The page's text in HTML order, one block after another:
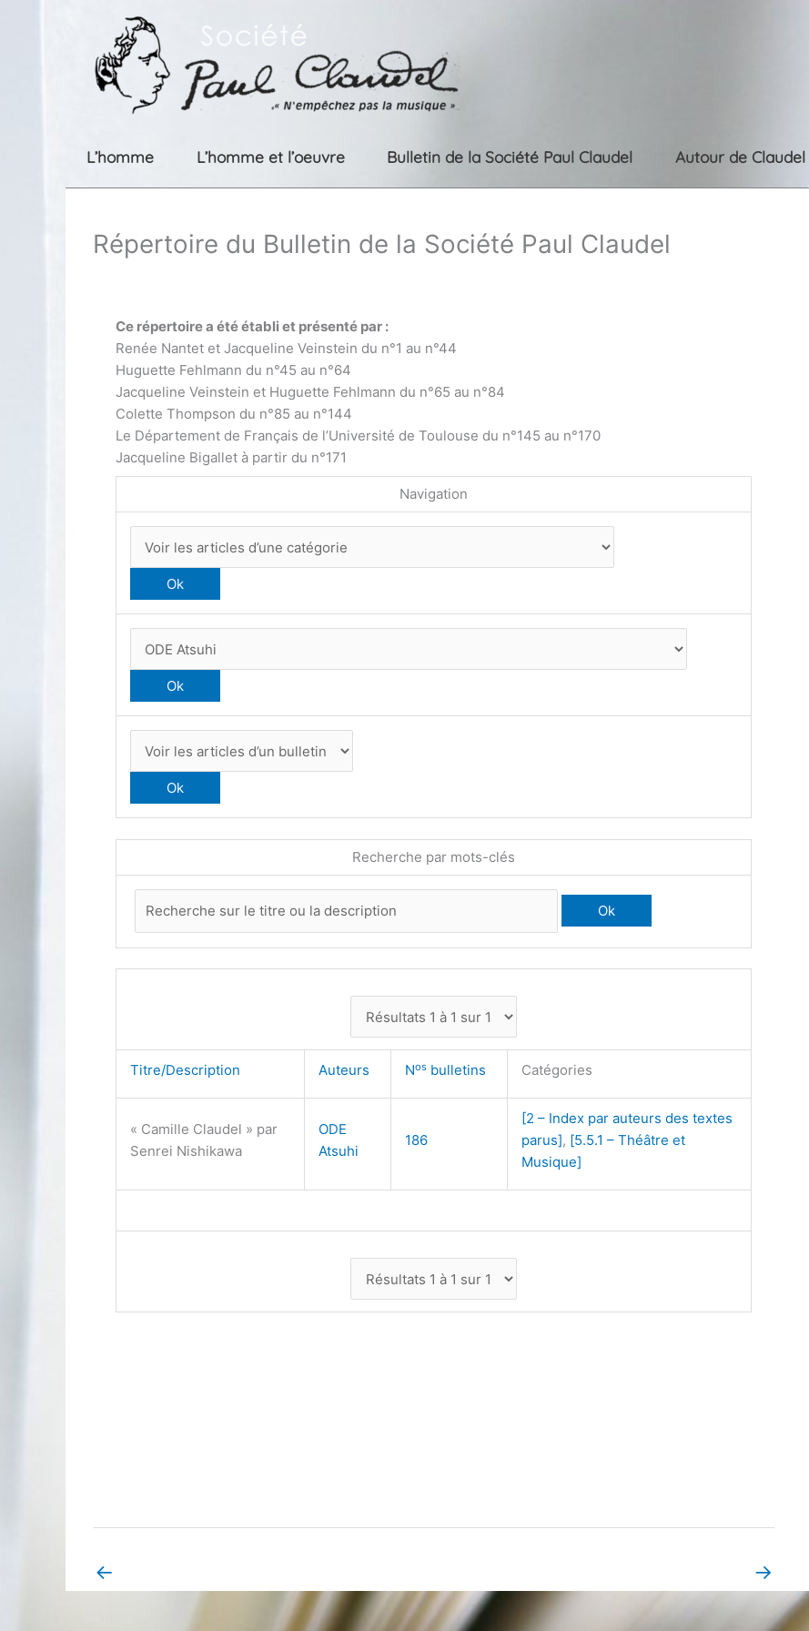
L’homme L’homme et l’oeuvre Bulletin de la Société Paul Claudel Autour de Claudel
Répertoire du Bulletin de la Société Paul Claudel
Ce répertoire a été établi et présenté par :
Renée Nantet et Jacqueline Veinstein du n°1 au n°44
Huguette Fehlmann du n°45 au n°64
Jacqueline Veinstein et Huguette Fehlmann du n°65 au n°84
Colette Thompson du n°85 au n°144
Le Département de Français de l’Université de Toulouse du n°145 au n°170
Jacqueline Bigallet à partir du n°171
Navigation
Recherche par mots-clés
Titre/Description Auteurs Nos bulletins Catégories
« Camille Claudel » par
Senrei Nishikawa
ODE
Atsuhi
186
[2 – Index par auteurs des textes
parus], [5.5.1 – Théâtre et
Musique]
← →